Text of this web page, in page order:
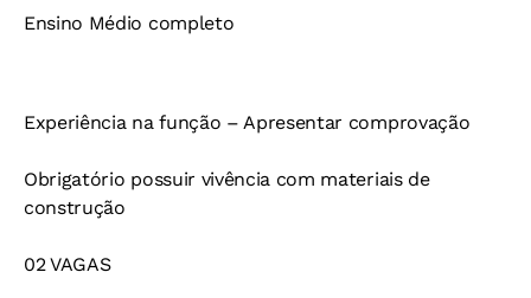
Ensino Médio completo
Experiência na função – Apresentar comprovação
Obrigatório possuir vivência com materiais de
construção
02 VAGAS